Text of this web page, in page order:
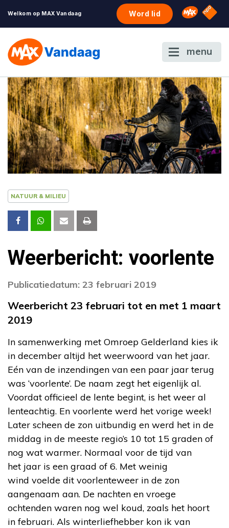
Welkom op MAX Vandaag Word lid Omroep
NPO
menu
NATUUR & MILIEU
Weerbericht: voorlente
Publicatiedatum: 23 februari 2019
Weerbericht 23 februari tot en met 1 maart
2019
In samenwerking met Omroep Gelderland kies ik
in december altijd het weerwoord van het jaar.
Eén van de inzendingen van een paar jaar terug
was ‘voorlente’. De naam zegt het eigenlijk al.
Voordat officieel de lente begint, is het weer al
lenteachtig. En voorlente werd het vorige week!
Later scheen de zon uitbundig en werd het in de
middag in de meeste regio’s 10 tot 15 graden of
nog wat warmer. Normaal voor de tijd van
het jaar is een graad of 6. Met weinig
wind voelde dit voorlenteweer in de zon
aangenaam aan. De nachten en vroege
ochtenden waren nog wel koud, zoals het hoort
in februari. Als winterliefhebber kon ik van